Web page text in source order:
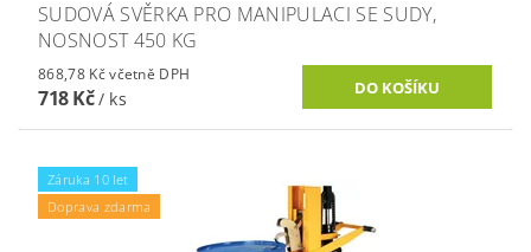
SUDOVÁ SVĚRKA PRO MANIPULACI SE SUDY,
NOSNOST 450 KG
868,78 Kč včetně DPH
718 Kč/ ks
Záruka 10 let
Doprava zdarma